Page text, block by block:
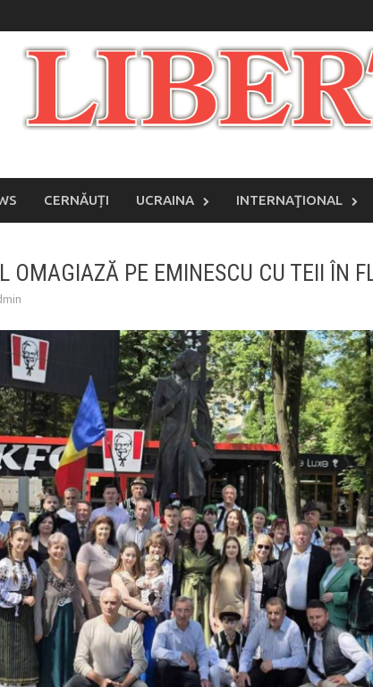
CERNĂUȚI UCRAINA INTERNAŢIONAL
OMAGIAZĂ PE EMINESCU CU TEII ÎN